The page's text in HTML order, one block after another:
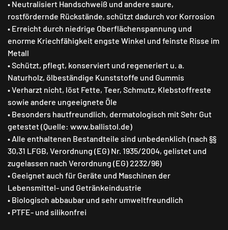
• Neutralisiert Handschweiß und andere saure,
rostfördernde Rückstände, schützt dadurch vor Korrosion
• Erreicht durch niedrige Oberflächenspannung und
enorme Kriechfähigkeit engste Winkel und feinste Risse im
Metall
• Schützt, pflegt, konserviert und regeneriert u. a.
Naturholz, ölbeständige Kunststoffe und Gummis
• Verharzt nicht, löst Fette, Teer, Schmutz, Klebstoffreste
sowie andere ungeeignete Öle
• Besonders hautfreundlich, dermatologisch mit Sehr Gut
getestet (Quelle: www.ballistol.de)
• Alle enthaltenen Bestandteile sind unbedenklich (nach §§
30,31 LFGB, Verordnung (EG) Nr. 1935/2004, gelistet und
zugelassen nach Verordnung (EG) 2232/96)
• Geeignet auch für Geräte und Maschinen der
Lebensmittel- und Getränkeindustrie
• Biologisch abbaubar und sehr umweltfreundlich
• PTFE- und silikonfrei